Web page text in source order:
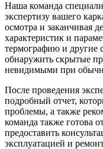
Наша команда
экспертизу вашего
осмотра и заканчивая
характеристик и
термографию и другие
обнаружить скрытые
невидимыми при
После проведения
подробный отчет,
проблемы, а также
команда также готова
предоставить
эксплуатацией и